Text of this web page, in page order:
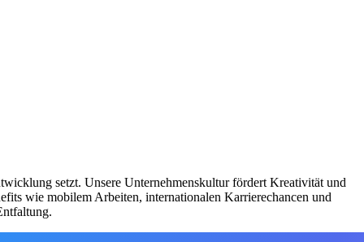
setzt. Unsere Unternehmenskultur fördert Kreativität und
wie mobilem Arbeiten, internationalen Karrierechancen und